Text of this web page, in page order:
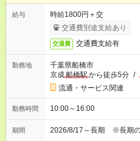
給与
時給1800円＋交
交通費別途支給あり
交通費 交通費支給有
勤務地
千葉県船橋市
京成船橋駅から徒歩5分 /
流通・サービス関連
勤務時間 10:00～16:00
期間 2026/8/17～長期 ※長期